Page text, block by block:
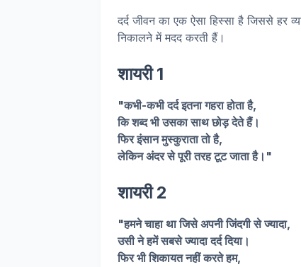
दर्द जीवन का एक ऐसा हिस्सा है जिससे हर
निकालने में मदद करती हैं।
शायरी 1
"कभी-कभी दर्द इतना गहरा होता है,
कि शब्द भी उसका साथ छोड़ देते हैं।
फिर इंसान मुस्कुराता तो है,
लेकिन अंदर से पूरी तरह टूट जाता है।"
शायरी 2
"हमने चाहा था जिसे अपनी जिंदगी से ज्यादा,
उसी ने हमें सबसे ज्यादा दर्द दिया।
फिर भी शिकायत नहीं करते हम,